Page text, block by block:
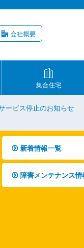
会社概要
集合住宅
ービス停止のお知らせ
新着情報一覧
障害メンテナンス情